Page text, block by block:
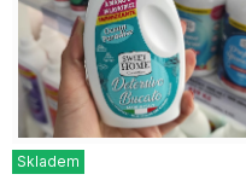
Skladem